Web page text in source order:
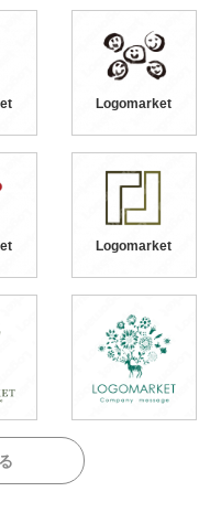
Logomarket
Logomarket